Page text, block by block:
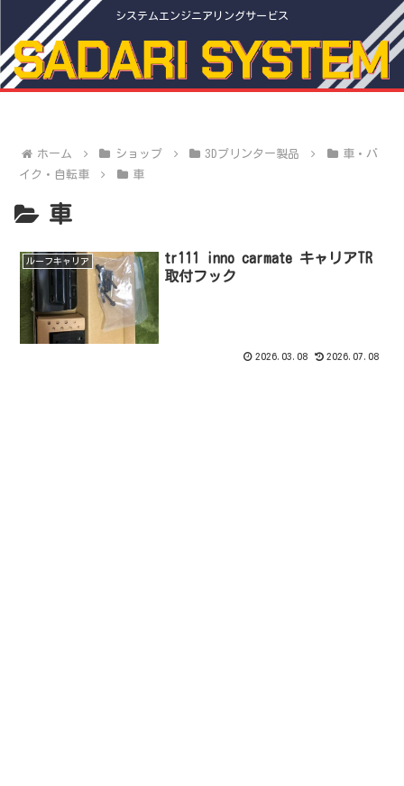
システムエンジニアリングサービス
ホーム ショップ 3Dプリンター製品
車・バ
イク・自転車
車
車
ルーフキャリア
tr111 inno carmate キャリアTR
取付フック
2026.03.08 2026.07.08